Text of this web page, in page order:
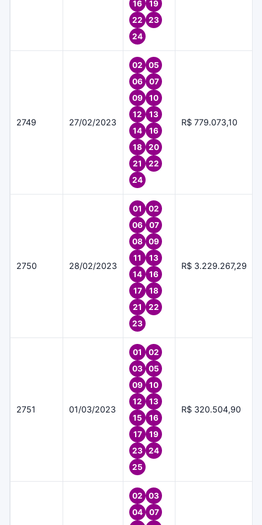
16
19
22
23
24
2749 27/02/2023
02
05
06
07
09
10
12
13
14
16
18
20
21
22
24
R$ 779.073,10
2750 28/02/2023
01
02
06
07
08
09
11
13
14
16
17
18
21
22
23
R$ 3.229.267,29
2751 01/03/2023
01
02
03
05
09
10
12
13
15
16
17
19
23
24
25
R$ 320.504,90
02
03
04
07